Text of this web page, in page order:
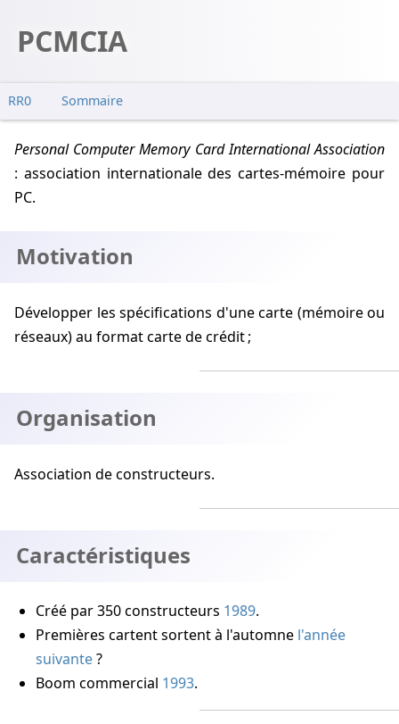
PCMCIA
RR0 Sommaire
Motivation
Organisation
Caractéristiques
Personal Computer Memory Card International Association
: association internationale des cartes-mémoire pour
PC.
Motivation
Développer les spécifications d'une carte (mémoire ou
réseaux) au format carte de crédit ;
Organisation
Association de constructeurs.
Caractéristiques
Créé par 350 constructeurs 1989.
Premières cartent sortent à l'automne l'année
suivante?
Boom commercial 1993.